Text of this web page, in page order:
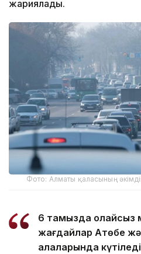
жариялады.
Фото: Алматы қаласының
6 тамызда қолайсыз
жағдайлар Ақтөбе
қалаларында